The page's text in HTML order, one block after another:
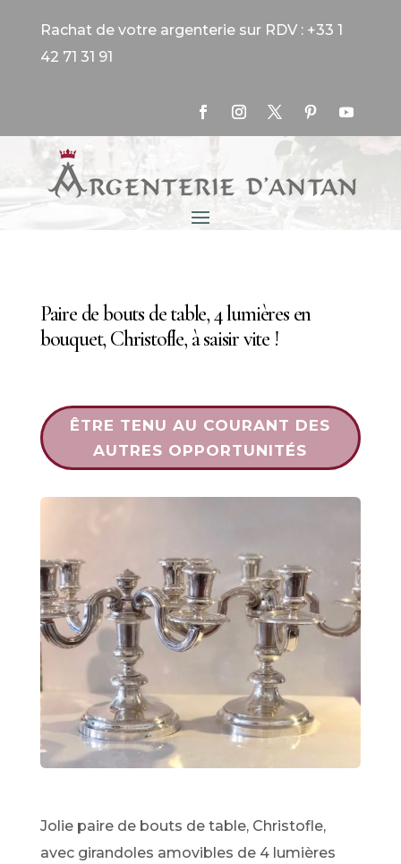
Rachat de votre argenterie sur RDV : +33 1
42 71 31 91
Paire de bouts de table, 4 lumières en
bouquet, Christofle, à saisir vite !
ÊTRE TENU AU COURANT DES
AUTRES OPPORTUNITÉS
Jolie paire de bouts de table, Christofle,
avec girandoles amovibles de 4 lumières